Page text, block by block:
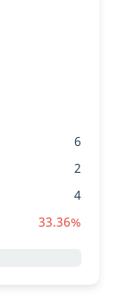
6
2
4
33.36%